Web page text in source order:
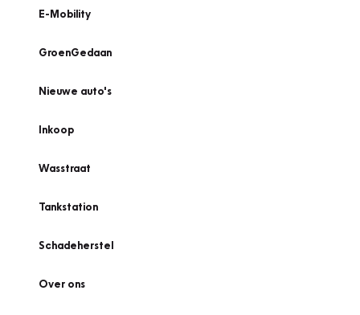
E-Mobility
GroenGedaan
Nieuwe auto's
Inkoop
Wasstraat
Tankstation
Schadeherstel
Over ons